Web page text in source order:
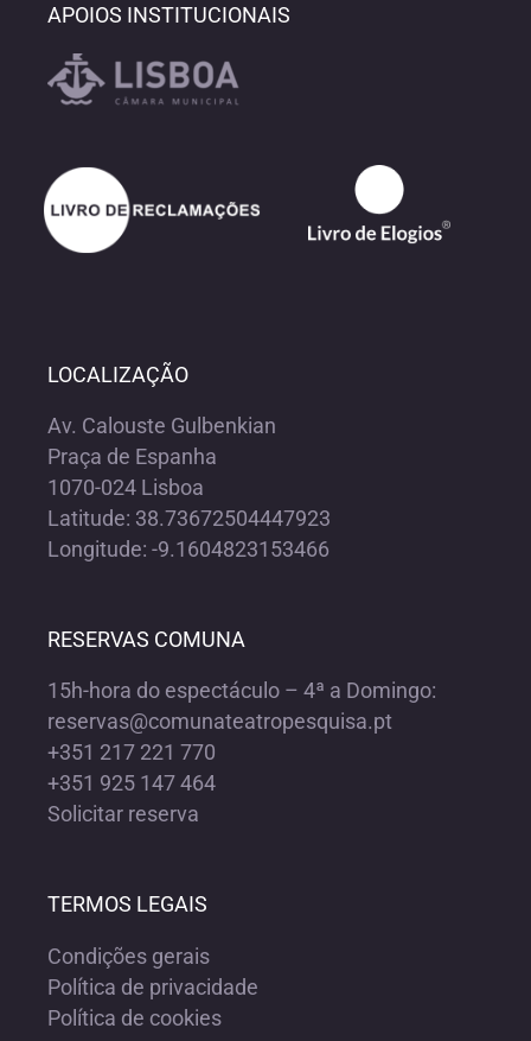
APOIOS INSTITUCIONAIS
LOCALIZAÇÃO
Av. Calouste Gulbenkian
Praça de Espanha
1070-024 Lisboa
Latitude: 38.73672504447923
Longitude: -9.1604823153466
RESERVAS COMUNA
15h-hora do espectáculo – 4ª a Domingo:
reservas@comunateatropesquisa.pt
+351 217 221 770
+351 925 147 464
Solicitar reserva
TERMOS LEGAIS
Condições gerais
Política de privacidade
Política de cookies